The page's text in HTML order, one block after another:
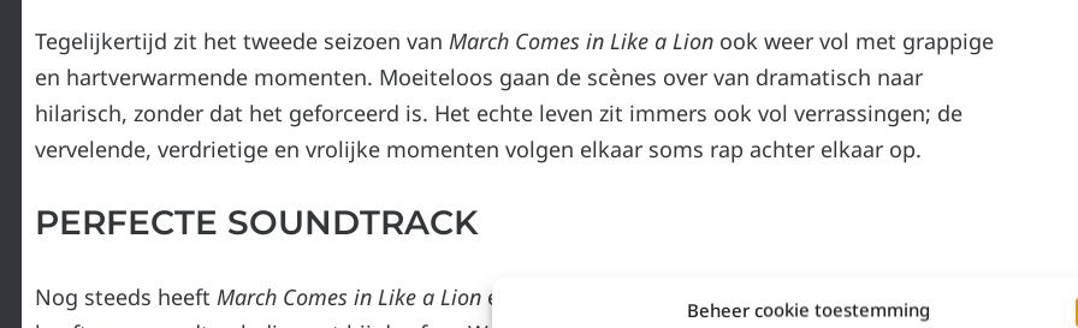
Beheer cookie toestemming
Tegelijkertijd zit het tweede seizoen van March Comes in Like a Lionook weer vol met grappige
en hartverwarmende momenten. Moeiteloos gaan de scènes over van dramatisch naar
hilarisch, zonder dat het geforceerd is. Het echte leven zit immers ook vol verrassingen; de
vervelende, verdrietige en vrolijke momenten volgen elkaar soms rap achter elkaar op.
PERFECTE SOUNDTRACK
Nog steeds heeft March Comes in Like a Lioneen perfecte soundtrack. Elke specifieke scène